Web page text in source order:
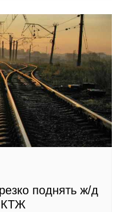
поднять ж/д
КТЖ